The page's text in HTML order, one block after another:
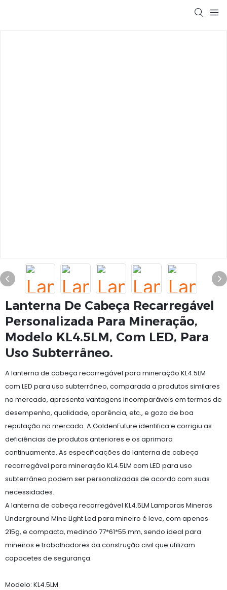
Lanterna De Cabeça Recarregável
Personalizada Para Mineração,
Modelo KL4.5LM, Com LED, Para
Uso Subterrâneo.
A lanterna de cabeça recarregável para mineração KL4.5LM
com LED para uso subterrâneo, comparada a produtos similares
no mercado, apresenta vantagens incomparáveis ​​em termos de
desempenho, qualidade, aparência, etc., e goza de boa
reputação no mercado. A GoldenFuture identifica e corrigiu as
deficiências de produtos anteriores e os aprimora
continuamente. As especificações da lanterna de cabeça
recarregável para mineração KL4.5LM com LED para uso
subterrâneo podem ser personalizadas de acordo com suas
necessidades.
A lanterna de cabeça recarregável KL4.5LM Lamparas Mineras
Underground Mine Light Led para mineiro é leve, com apenas
215g, e compacta, medindo 77*61*55 mm, sendo ideal para
mineiros e trabalhadores da construção civil que utilizam
capacetes de segurança.
Modelo: KL4.5LM